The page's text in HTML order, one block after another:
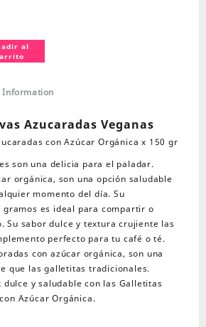
al
Information
Azucaradas Veganas
con Azúcar Orgánica x 150 gr
son una delicia para el paladar.
orgánica, son una opción saludable
momento del día. Su
gramos es ideal para compartir o
Su sabor dulce y textura crujiente las
perfecto para tu café o té.
con azúcar orgánica, son una
que las galletitas tradicionales.
dulce y saludable con las Galletitas
Azúcar Orgánica.